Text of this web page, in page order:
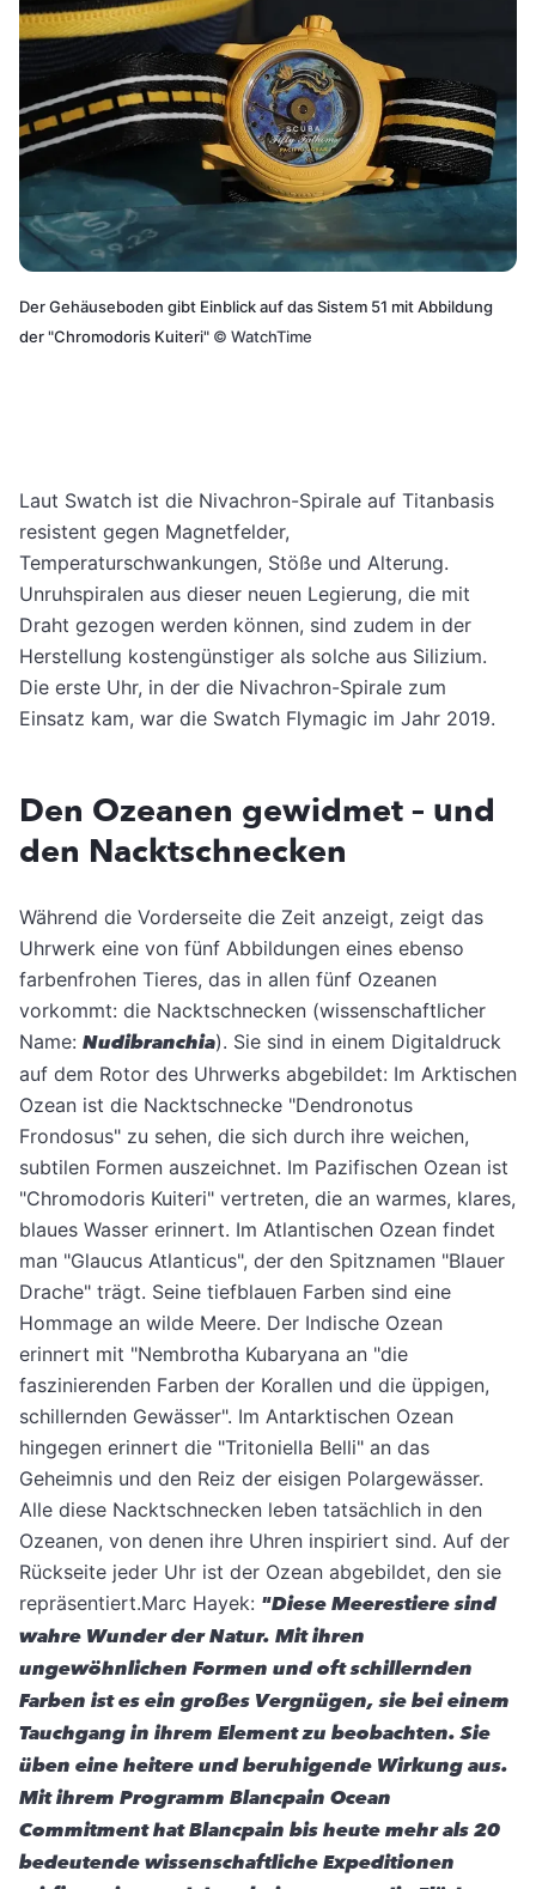
Der Gehäuseboden gibt Einblick auf das Sistem 51 mit Abbildung
der "Chromodoris Kuiteri" © WatchTime
Laut Swatch ist die Nivachron-Spirale auf Titanbasis
resistent gegen Magnetfelder,
Temperaturschwankungen, Stöße und Alterung.
Unruhspiralen aus dieser neuen Legierung, die mit
Draht gezogen werden können, sind zudem in der
Herstellung kostengünstiger als solche aus Silizium.
Die erste Uhr, in der die Nivachron-Spirale zum
Einsatz kam, war die Swatch Flymagic im Jahr 2019.
Den Ozeanen gewidmet – und
den Nacktschnecken
Während die Vorderseite die Zeit anzeigt, zeigt das
Uhrwerk eine von fünf Abbildungen eines ebenso
farbenfrohen Tieres, das in allen fünf Ozeanen
vorkommt: die Nacktschnecken (wissenschaftlicher
Name: Nudibranchia). Sie sind in einem Digitaldruck
auf dem Rotor des Uhrwerks abgebildet: Im Arktischen
Ozean ist die Nacktschnecke "Dendronotus
Frondosus" zu sehen, die sich durch ihre weichen,
subtilen Formen auszeichnet. Im Pazifischen Ozean ist
"Chromodoris Kuiteri" vertreten, die an warmes, klares,
blaues Wasser erinnert. Im Atlantischen Ozean findet
man "Glaucus Atlanticus", der den Spitznamen "Blauer
Drache" trägt. Seine tiefblauen Farben sind eine
Hommage an wilde Meere. Der Indische Ozean
erinnert mit "Nembrotha Kubaryana an "die
faszinierenden Farben der Korallen und die üppigen,
schillernden Gewässer". Im Antarktischen Ozean
hingegen erinnert die "Tritoniella Belli" an das
Geheimnis und den Reiz der eisigen Polargewässer.
Alle diese Nacktschnecken leben tatsächlich in den
Ozeanen, von denen ihre Uhren inspiriert sind. Auf der
Rückseite jeder Uhr ist der Ozean abgebildet, den sie
repräsentiert.Marc Hayek: "Diese Meerestiere sind
wahre Wunder der Natur. Mit ihren
ungewöhnlichen Formen und oft schillernden
Farben ist es ein großes Vergnügen, sie bei einem
Tauchgang in ihrem Element zu beobachten. Sie
üben eine heitere und beruhigende Wirkung aus.
Mit ihrem Programm Blancpain Ocean
Commitment hat Blancpain bis heute mehr als 20
bedeutende wissenschaftliche Expeditionen